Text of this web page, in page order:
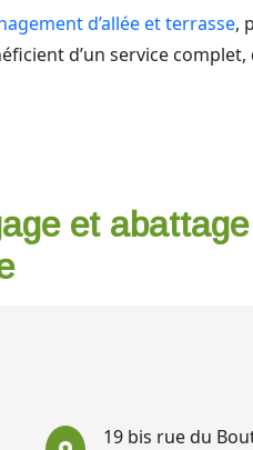
d’allée et terrasse,
d’un service
et
19 bis rue du